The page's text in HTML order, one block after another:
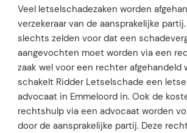
Veel letselschadezaken worden
verzekeraar van de aansprakelijke
slechts zelden voor dat een
aangevochten moet worden via een
zaak wel voor een rechter afgehandeld
schakelt Ridder Letselschade een
advocaat in Emmeloord in. Ook de
rechtshulp via een advocaat worden
door de aansprakelijke partij. Deze